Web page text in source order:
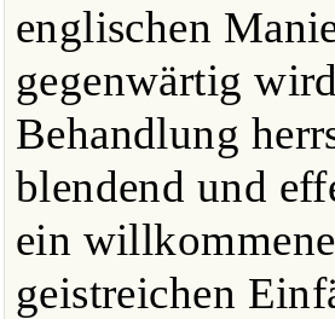
englischen
gegenwärtig
Behandlung
blendend und
ein
geistreichen